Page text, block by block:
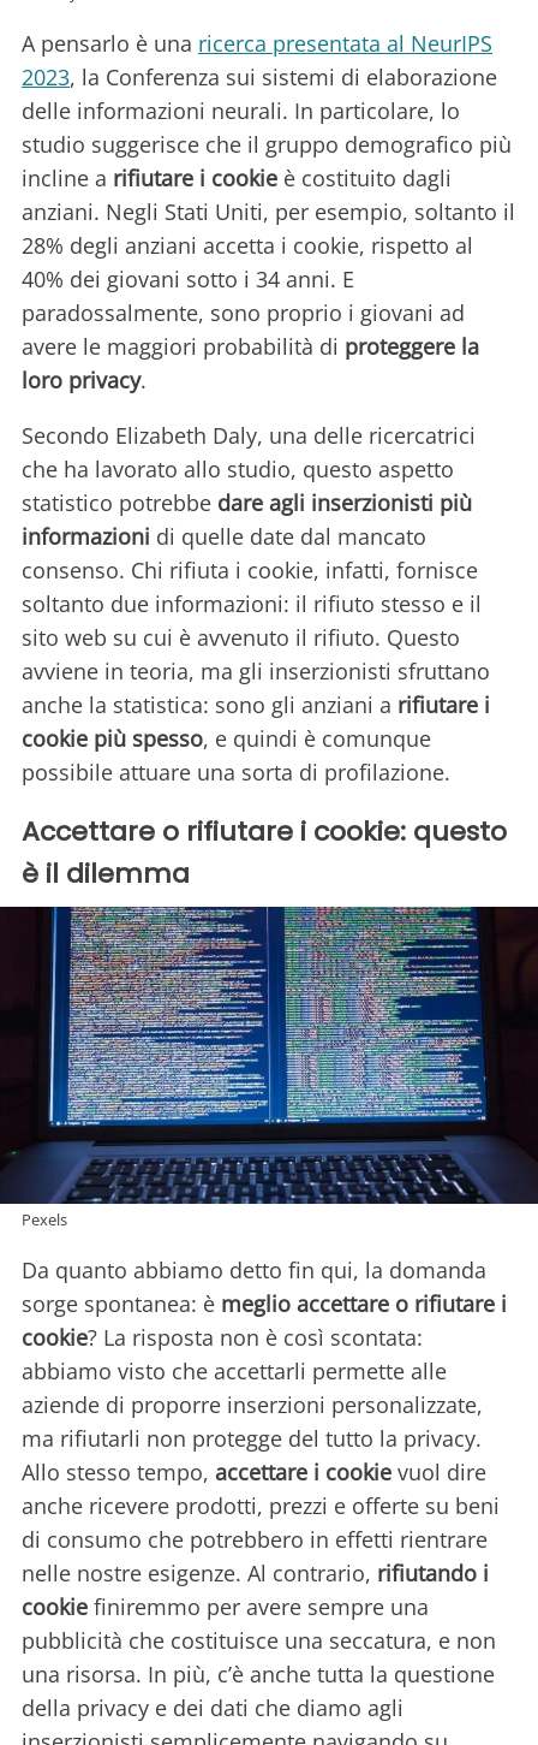
A pensarlo è una ricerca presentata al NeurIPS
2023, la Conferenza sui sistemi di elaborazione
delle informazioni neurali. In particolare, lo
studio suggerisce che il gruppo demografico più
incline a rifiutare i cookie è costituito dagli
anziani. Negli Stati Uniti, per esempio, soltanto il
28% degli anziani accetta i cookie, rispetto al
40% dei giovani sotto i 34 anni. E
paradossalmente, sono proprio i giovani ad
avere le maggiori probabilità di proteggere la
loro privacy.
Secondo Elizabeth Daly, una delle ricercatrici
che ha lavorato allo studio, questo aspetto
statistico potrebbe dare agli inserzionisti più
informazioni di quelle date dal mancato
consenso. Chi rifiuta i cookie, infatti, fornisce
soltanto due informazioni: il rifiuto stesso e il
sito web su cui è avvenuto il rifiuto. Questo
avviene in teoria, ma gli inserzionisti sfruttano
anche la statistica: sono gli anziani a rifiutare i
cookie più spesso, e quindi è comunque
possibile attuare una sorta di profilazione.
Accettare o rifiutare i cookie: questo
è il dilemma
Pexels
Da quanto abbiamo detto fin qui, la domanda
sorge spontanea: è meglio accettare o rifiutare i
cookie? La risposta non è così scontata:
abbiamo visto che accettarli permette alle
aziende di proporre inserzioni personalizzate,
ma rifiutarli non protegge del tutto la privacy.
Allo stesso tempo, accettare i cookie vuol dire
anche ricevere prodotti, prezzi e offerte su beni
di consumo che potrebbero in effetti rientrare
nelle nostre esigenze. Al contrario, rifiutando i
cookie finiremmo per avere sempre una
pubblicità che costituisce una seccatura, e non
una risorsa. In più, c’è anche tutta la questione
della privacy e dei dati che diamo agli